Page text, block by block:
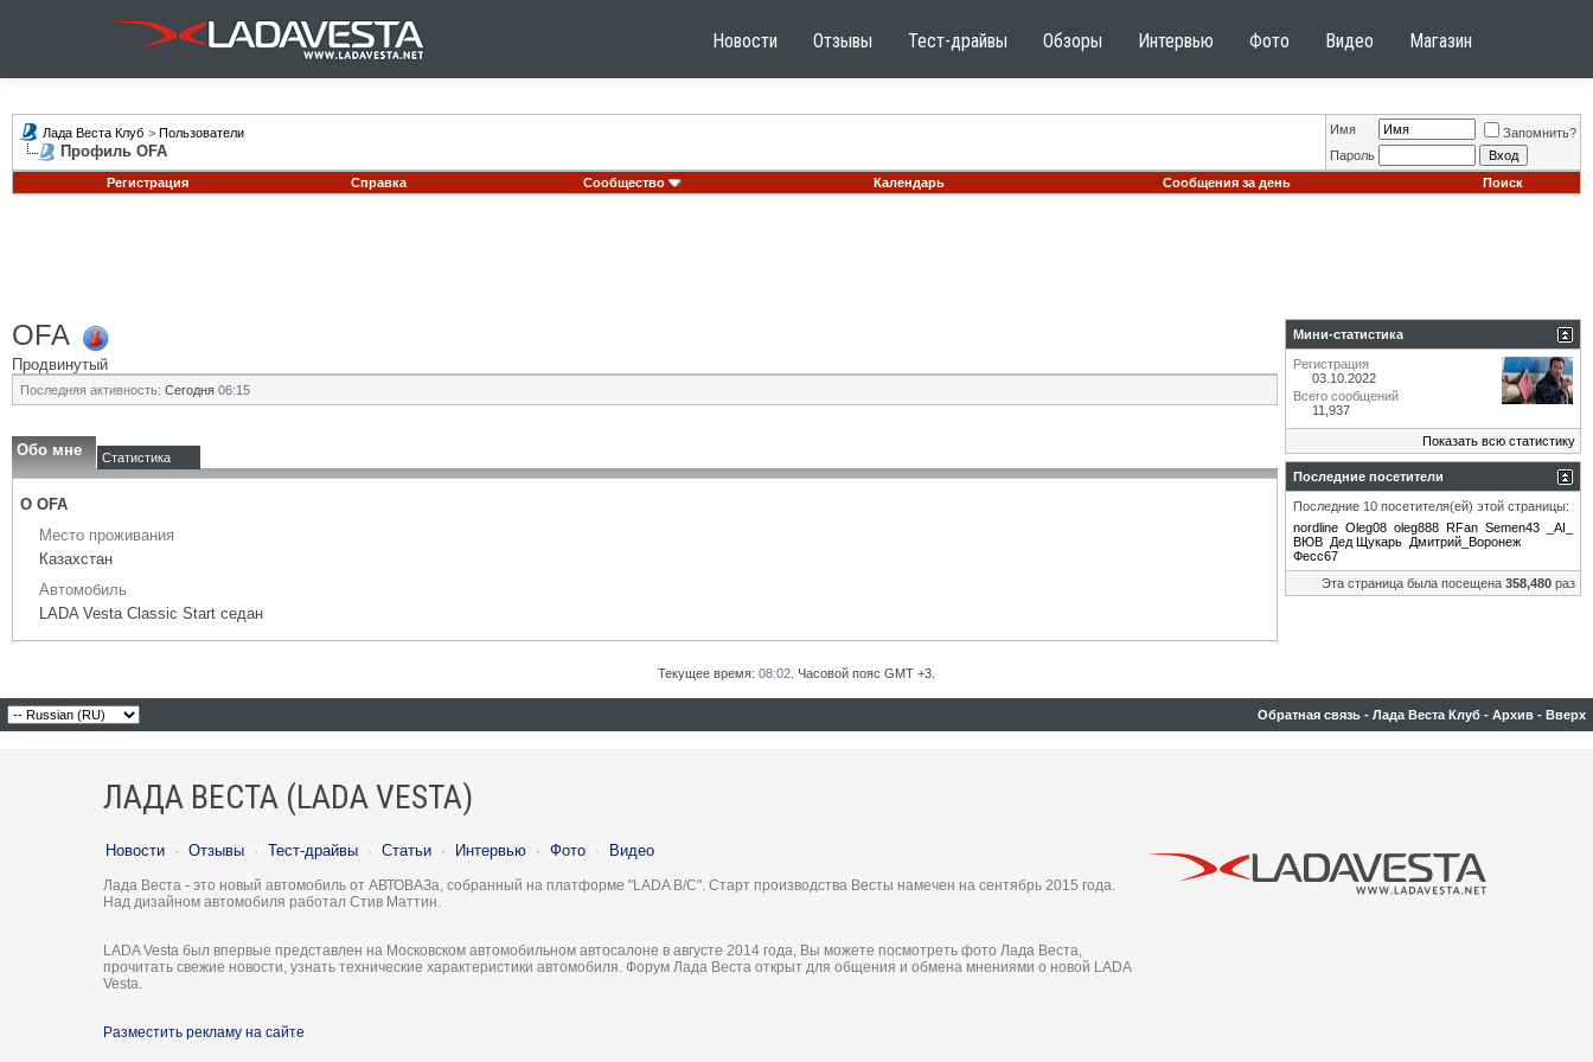
Новости Отзывы Тест-драйвы Обзоры Интервью Фото Видео Магазин
Лада Веста Клуб > Пользователи
Профиль OFA
Имя
Запомнить?
Пароль
Регистрация
Справка Сообщество Календарь Сообщения за день Поиск
OFA
Продвинутый
Последняя активность: Сегодня 06:15
Обо мне Статистика
О OFA
Место проживания
Казахстан
Автомобиль
LADA Vesta Classic Start седан
Мини-статистика
Регистрация
03.10.2022
Всего сообщений
11,937
Показать всю статистику
Последние посетители
Последние 10 посетителя(ей) этой страницы:
nordline Oleg08 oleg888 RFan Semen43
_AI_
ВЮВ Дед Щукарь Дмитрий_Воронеж
Фесс67
Эта страница была посещена 358,480 раз
Текущее время: 08:02 . Часовой пояс GMT +3.
Обратная связь - Лада Веста Клуб - Архив - Вверх
ЛАДА ВЕСТА (LADA VESTA)
Новости · Отзывы · Тест-драйвы · Статьи · Интервью · Фото · Видео
Лада Веста - это новый автомобиль от АВТОВАЗа, собранный на платформе "LADA B/C". Старт производства Весты намечен на сентябрь 2015 года.
Над дизайном автомобиля работал Стив Маттин.
LADA Vesta был впервые представлен на Московском автомобильном автосалоне в августе 2014 года, Вы можете посмотреть фото Лада Веста,
прочитать свежие новости, узнать технические характеристики автомобиля. Форум Лада Веста открыт для общения и обмена мнениями о новой LADA
Vesta.
Разместить рекламу на сайте